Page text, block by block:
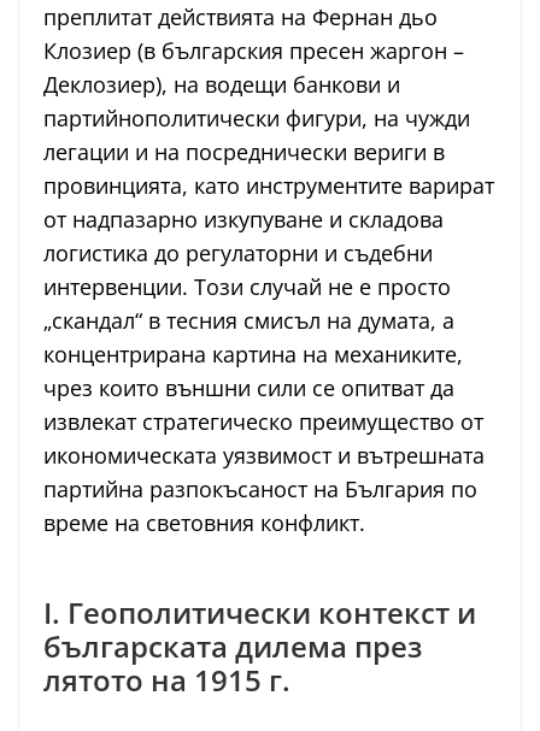
преплитат действията на Фернан дьо
Клозиер (в българския пресен жаргон –
Деклозиер), на водещи банкови и
партийнополитически фигури, на чужди
легации и на посреднически вериги в
провинцията, като инструментите варират
от надпазарно изкупуване и складова
логистика до регулаторни и съдебни
интервенции. Този случай не е просто
„скандал“ в тесния смисъл на думата, а
концентрирана картина на механиките,
чрез които външни сили се опитват да
извлекат стратегическо преимущество от
икономическата уязвимост и вътрешната
партийна разпокъсаност на България по
време на световния конфликт.
I. Геополитически контекст и
българската дилема през
лятото на 1915 г.